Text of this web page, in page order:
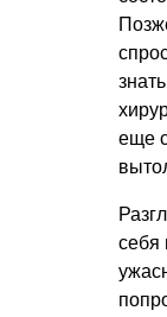
еще
себя